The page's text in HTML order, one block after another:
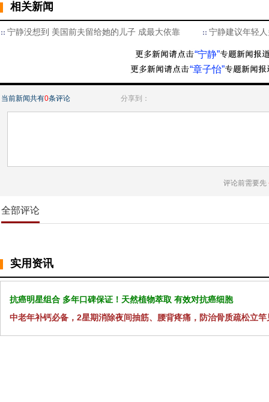
相关新闻
宁静没想到 美国前夫留给她的儿子 成最大依靠 宁静建议年轻
“宁静”
“章子怡”
当前新闻共有0条评论 分享到：
评论前需要先
全部评论
实用资讯
抗癌明星组合 多年口碑保证！天然植物萃取 有效对抗癌细胞
中老年补钙必备，2星期消除夜间抽筋、腰背疼痛，防治骨质疏松立竿